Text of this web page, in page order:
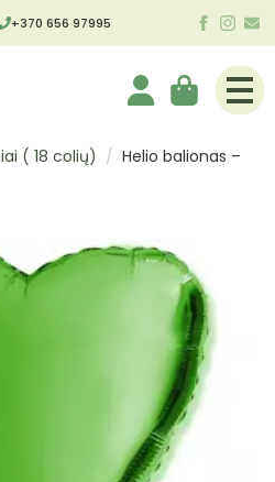
+370 656 97995
( 18 colių)
Helio balionas –